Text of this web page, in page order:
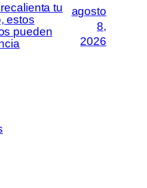
tu
estos
pueden
agosto
8,
2026